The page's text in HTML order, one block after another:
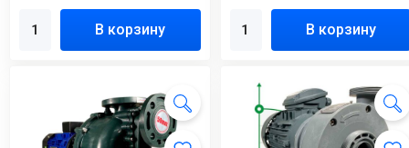
В корзину В корзину